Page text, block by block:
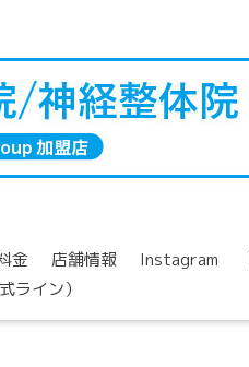
金 店舗情報 Instagram
ライン）